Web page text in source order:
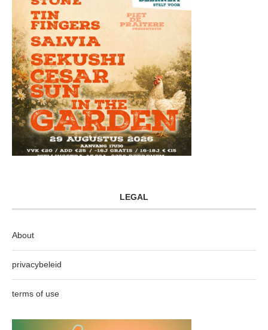
LEGAL
About
privacybeleid
terms of use